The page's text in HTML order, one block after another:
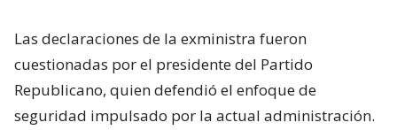
Las declaraciones de la exministra fueron
cuestionadas por el presidente del Partido
Republicano, quien defendió el enfoque de
seguridad impulsado por la actual administración.